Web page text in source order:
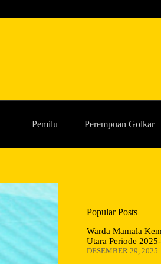
Pemilu Perempuan Golkar
Popular Posts
Warda Mamala
Utara Periode
DESEMBER 29, 2025